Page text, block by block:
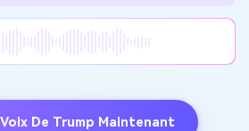
De Trump Maintenant